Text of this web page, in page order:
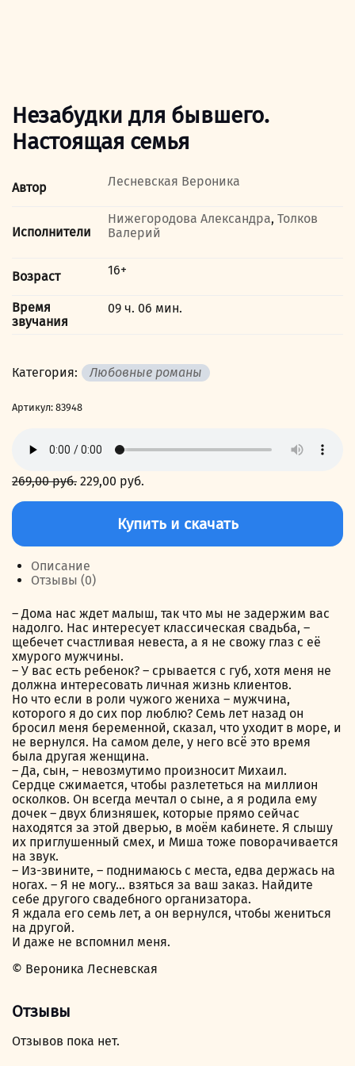
Незабудки для бывшего.
Настоящая семья
Автор Лесневская Вероника
Исполнители
Нижегородова Александра,Толков
Валерий
Возраст 16+
Время
звучания
09 ч. 06 мин.
Категория: Любовные романы
Артикул: 83948
269,00руб. Первоначальная
269,00 руб..
229,00 руб.
Количество
Незабудки
для
бывшего.
Настоящая
Купить и скачать
Описание
Отзывы (0)
– Дома нас ждет малыш, так что мы не задержим вас
надолго. Нас интересует классическая свадьба, –
щебечет счастливая невеста, а я не свожу глаз с её
хмурого мужчины.
– У вас есть ребенок? – срывается с губ, хотя меня не
должна интересовать личная жизнь клиентов.
Но что если в роли чужого жениха – мужчина,
которого я до сих пор люблю? Семь лет назад он
бросил меня беременной, сказал, что уходит в море, и
не вернулся. На самом деле, у него всё это время
была другая женщина.
– Да, сын, – невозмутимо произносит Михаил.
Сердце сжимается, чтобы разлететься на миллион
осколков. Он всегда мечтал о сыне, а я родила ему
дочек – двух близняшек, которые прямо сейчас
находятся за этой дверью, в моём кабинете. Я слышу
их приглушенный смех, и Миша тоже поворачивается
на звук.
– Из-звините, – поднимаюсь с места, едва держась на
ногах. – Я не могу… взяться за ваш заказ. Найдите
себе другого свадебного организатора.
Я ждала его семь лет, а он вернулся, чтобы жениться
на другой.
И даже не вспомнил меня.
© Вероника Лесневская
Отзывы
Отзывов пока нет.